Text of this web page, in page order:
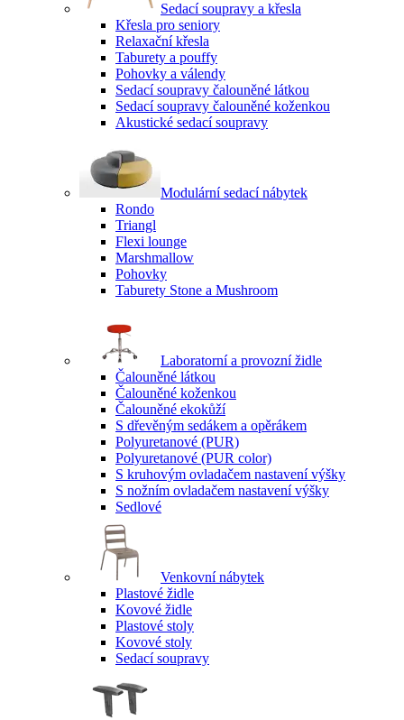
Sedací soupravy a křesla
Křesla pro seniory
Relaxační křesla
Taburety a pouffy
Pohovky a válendy
Sedací soupravy čalouněné látkou
Sedací soupravy čalouněné koženkou
Akustické sedací soupravy
Modulární sedací nábytek
Rondo
Triangl
Flexi lounge
Marshmallow
Pohovky
Taburety Stone a Mushroom
Laboratorní a provozní židle
Čalouněné látkou
Čalouněné koženkou
Čalouněné ekokůží
S dřevěným sedákem a opěrákem
Polyuretanové (PUR)
Polyuretanové (PUR color)
S kruhovým ovladačem nastavení výšky
S nožním ovladačem nastavení výšky
Sedlové
Venkovní nábytek
Plastové židle
Kovové židle
Plastové stoly
Kovové stoly
Sedací soupravy